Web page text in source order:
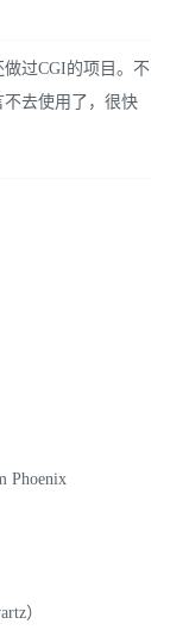
过CGI的项目。不
去使用了，很快
Phoenix
）